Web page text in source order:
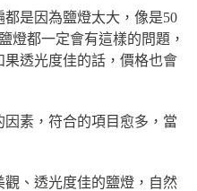
是因為鹽燈太大，像是50
燈都一定會有這樣的問題，
透光度佳的話，價格也會
素，符合的項目愈多，當
、透光度佳的鹽燈，自然